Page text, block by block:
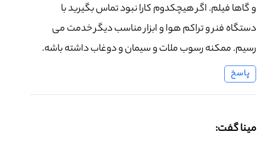
و گاها فیلم. اگر هیچکدوم کارا نبود تماس بگیرید با
دستگاه فنر و تراکم هوا و ابزار مناسب دیگر خدمت می
رسیم. ممکنه رسوب ملات و سیمان و دوغاب داشته باشه.
پاسخ
مینا گفت: